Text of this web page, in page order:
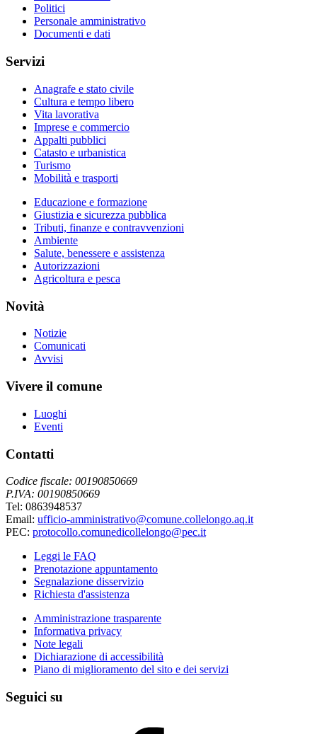
Politici
Personale amministrativo
Documenti e dati
Servizi
Anagrafe e stato civile
Cultura e tempo libero
Vita lavorativa
Imprese e commercio
Appalti pubblici
Catasto e urbanistica
Turismo
Mobilità e trasporti
Educazione e formazione
Giustizia e sicurezza pubblica
Tributi, finanze e contravvenzioni
Ambiente
Salute, benessere e assistenza
Autorizzazioni
Agricoltura e pesca
Novità
Notizie
Comunicati
Avvisi
Vivere il comune
Luoghi
Eventi
Contatti
Codice fiscale: 00190850669
P.IVA: 00190850669
Tel: 0863948537
Email: ufficio-amministrativo@comune.collelongo.aq.it
PEC: protocollo.comunedicollelongo@pec.it
Leggi le FAQ
Prenotazione appuntamento
Segnalazione disservizio
Richiesta d'assistenza
Amministrazione trasparente
Informativa privacy
Note legali
Dichiarazione di accessibilità
Piano di miglioramento del sito e dei servizi
Seguici su